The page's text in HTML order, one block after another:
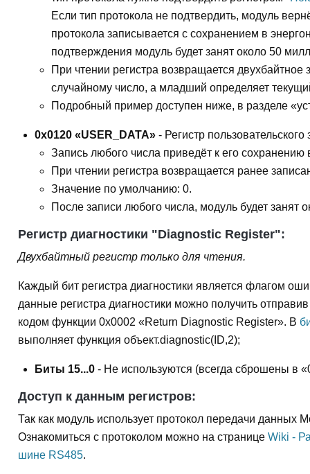
Если тип протокола не подтвердить, модуль
протокола записывается с сохранением в
подтверждения модуль будет занят около 50
При чтении регистра возвращается двухбайтное
случайному число, а младший определяет
Подробный пример доступен ниже, в разделе
0x0120 «USER_DATA» - Регистр пользовательского
Запись любого числа приведёт к его
При чтении регистра возвращается ранее
Значение по умолчанию: 0.
После записи любого числа, модуль будет занят
Регистр диагностики "Diagnostic Register":
Двухбайтный регистр только для чтения.
Каждый бит регистра диагностики является флагом
данные регистра диагностики можно получить
кодом функции 0x0002 «Return Diagnostic Register». В
выполняет функция объект.diagnostic(ID,2);
Биты 15...0 - Не используются (всегда сброшены в
Доступ к данным регистров:
Так как модуль использует протокол передачи данных
Ознакомиться с протоколом можно на странице Wiki -
шине RS485.